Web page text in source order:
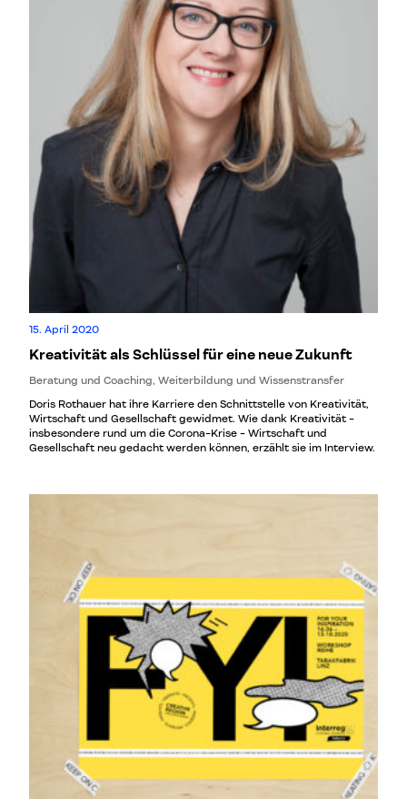
15. April 2020
Kreativität als Schlüssel für eine neue Zukunft
Beratung und Coaching, Weiterbildung und Wissenstransfer
Doris Rothauer hat ihre Karriere den Schnittstelle von Kreativität,
Wirtschaft und Gesellschaft gewidmet. Wie dank Kreativität -
insbesondere rund um die Corona-Krise - Wirtschaft und
Gesellschaft neu gedacht werden können, erzählt sie im Interview.